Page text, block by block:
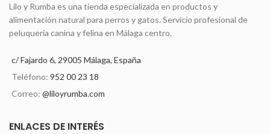
Lilo y Rumba es una tienda especializada en productos y
alimentación natural para perros y gatos. Servicio profesional de
peluquería canina y felina en Málaga centro.
c/ Fajardo 6, 29005 Málaga, España
Teléfono: 952 00 23 18
Correo: @liloyrumba.com
ENLACES DE INTERÉS